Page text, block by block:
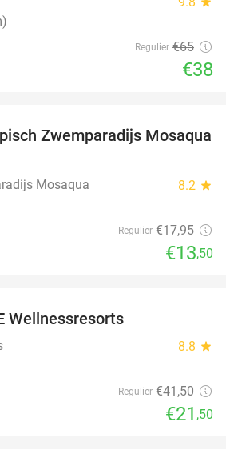
Regulier €65
€38
25%
Zwemparadijs Mosaqua
Mosaqua 8.2 star
Regulier €17,95
€13,50
Wellnessresorts
8.8 star
Regulier €41,50
€21 ,50